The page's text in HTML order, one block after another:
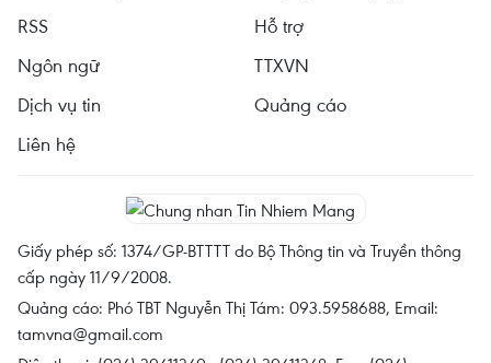
RSS
Hỗ trợ
Ngôn ngữ
TTXVN
Dịch vụ tin
Quảng cáo
Liên hệ
Giấy phép số: 1374/GP-BTTTT do Bộ Thông tin và Truyền thông
cấp ngày 11/9/2008.
Quảng cáo: Phó TBT Nguyễn Thị Tám: 093.5958688, Email:
tamvna@gmail.com